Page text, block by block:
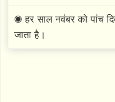
◉ हर साल नवंबर को पांच
जाता है।